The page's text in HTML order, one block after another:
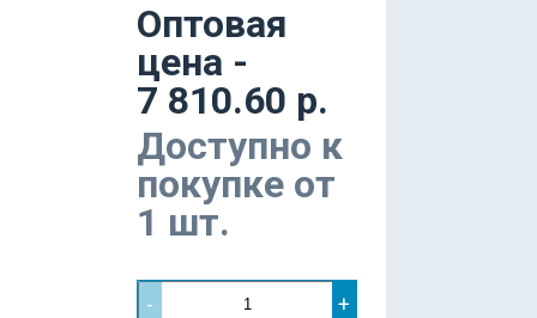
Оптовая
цена -
7 810.60 р.
Доступно к
покупке от
1 шт.
- +